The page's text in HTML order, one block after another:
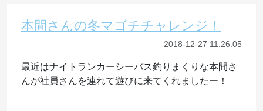
本間さんの冬マゴチチャレンジ！
2018-12-27 11:26:05
最近はナイトランカーシーバス釣りまくりな本間さ
んが社員さんを連れて遊びに来てくれましたー！